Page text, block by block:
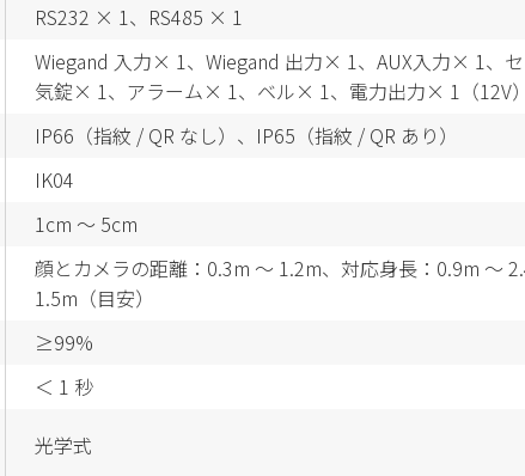
RS232 × 1、RS485 × 1
Wiegand 入力× 1、Wiegand 出力× 1、AUX入力× 1、
気錠× 1、アラーム× 1、ベル× 1、電力出力× 1（12V
IP66（指紋 / QR なし）、IP65（指紋 / QR あり）
IK04
1cm ～ 5cm
顔とカメラの距離：0.3m ～ 1.2m、対応身長：0.9m
1.5m（目安）
≥99%
＜ 1 秒
光学式